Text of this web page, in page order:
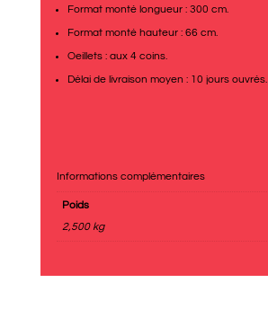
Format monté longueur : 300 cm.
Format monté hauteur : 66 cm.
Oeillets : aux 4 coins.
Délai de livraison moyen : 10 jours ouvrés.
Informations complémentaires
Poids
2,500 kg